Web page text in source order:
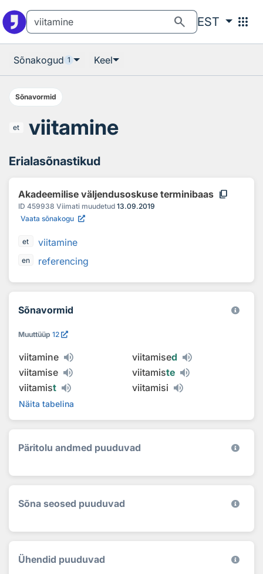
search EST apps
Sõnakogud 1 Keel
Sõnavormid
et viitamine
Erialasõnastikud
Akadeemilise väljendusoskuse terminibaas content_copy
ID 459938 Viimati muudetud 13.09.2019
Vaata sõnakogu
et viitamine
en referencing
Sõnavormid
Muuttüüp 12
viitamine viitamised
viitamise
viitamiste
viitamist viitamisi
Näita tabelina
Päritolu andmed puuduvad
Sõna seosed puuduvad
Ühendid puuduvad